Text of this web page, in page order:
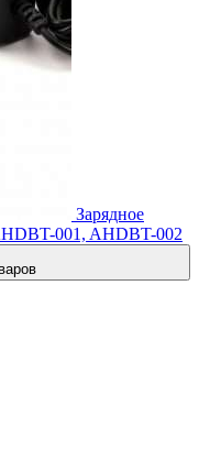
Зарядное
001, AHDBT-002